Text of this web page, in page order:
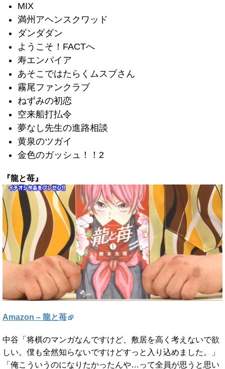
MIX
満州アヘンスクワッド
ダンダダン
ようこそ！FACTへ
寿エンパイア
あそこではたらくムスブさん
霧尾ファンクラブ
ねずみの初恋
空来船打払令
夢なし先生の進路相談
黄泉のツガイ
金色のガッシュ！！2
『龍と苺』
Amazon – 龍と苺
中谷「将棋のマンガなんですけど、敷居を高く考えないで欲
しい。僕も全然知らないですけどすっと入り込めました。」
「俺こういうのになりたかったんや…って全員が思うと思い